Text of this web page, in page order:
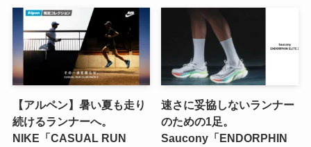
【アルペン】暑い夏も走り
続けるランナーへ。
NIKE「CASUAL RUN
速さに妥協しないランナー
のための1足。
Saucony「ENDORPHIN